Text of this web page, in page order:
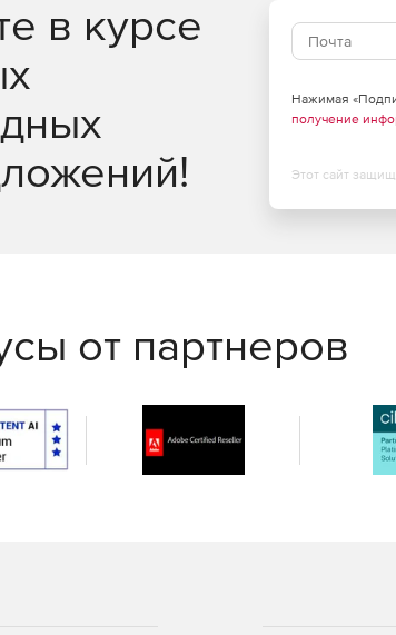
в курсе
Нажимая
получение
Этот сайт
от партнеров